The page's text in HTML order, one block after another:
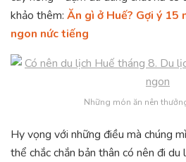
khảo thêm: Ăn gì ở Huế? Gợi ý 15
ngon nức tiếng
Những món ăn nên
Hy vọng với những điều mà chúng
thể chắc chắn bản thân có nên đi